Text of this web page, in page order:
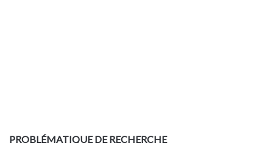
PROBLÉMATIQUE DE RECHERCHE